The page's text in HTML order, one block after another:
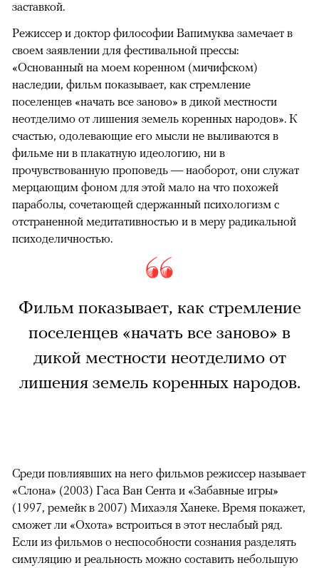
заставкой.
Режиссер и доктор философии Вапимуква замечает в
своем заявлении для фестивальной прессы:
«Основанный на моем коренном (мичифском)
наследии, фильм показывает, как стремление
поселенцев «начать все заново» в дикой местности
неотделимо от лишения земель коренных народов». К
счастью, одолевающие его мысли не выливаются в
фильме ни в плакатную идеологию, ни в
прочувствованную проповедь — наоборот, они служат
мерцающим фоном для этой мало на что похожей
параболы, сочетающей сдержанный психологизм с
отстраненной медитативностью и в меру радикальной
психоделичностью.
Фильм показывает, как стремление
поселенцев «начать все заново» в
дикой местности неотделимо от
лишения земель коренных народов.
Среди повлиявших на него фильмов режиссер называет
«Слона» (2003) Гаса Ван Сента и «Забавные игры»
(1997, ремейк в 2007) Михаэля Ханеке. Время покажет,
сможет ли «Охота» встроиться в этот неслабый ряд.
Если из фильмов о неспособности сознания разделять
симуляцию и реальность можно составить небольшую